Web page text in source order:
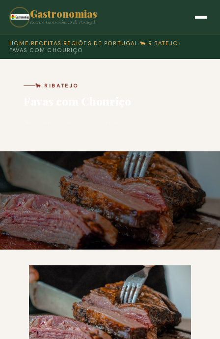
Gastronomias
Roteiro Gastronómico de Portugal
HOME › RECEITAS › REGIÕES DE PORTUGAL›🐂 RIBATEJO ›
FAVAS COM CHOURIÇO
🐂 RIBATEJO